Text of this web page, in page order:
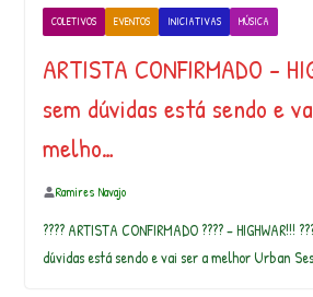
COLETIVOS EVENTOS INICIATIVAS MÚSICA
ARTISTA CONFIRMADO –
sem dúvidas está sendo e
melho…
Ramires Navajo
???? ARTISTA CONFIRMADO ???? – HIGHWAR!!!
dúvidas está sendo e vai ser a melhor Urban